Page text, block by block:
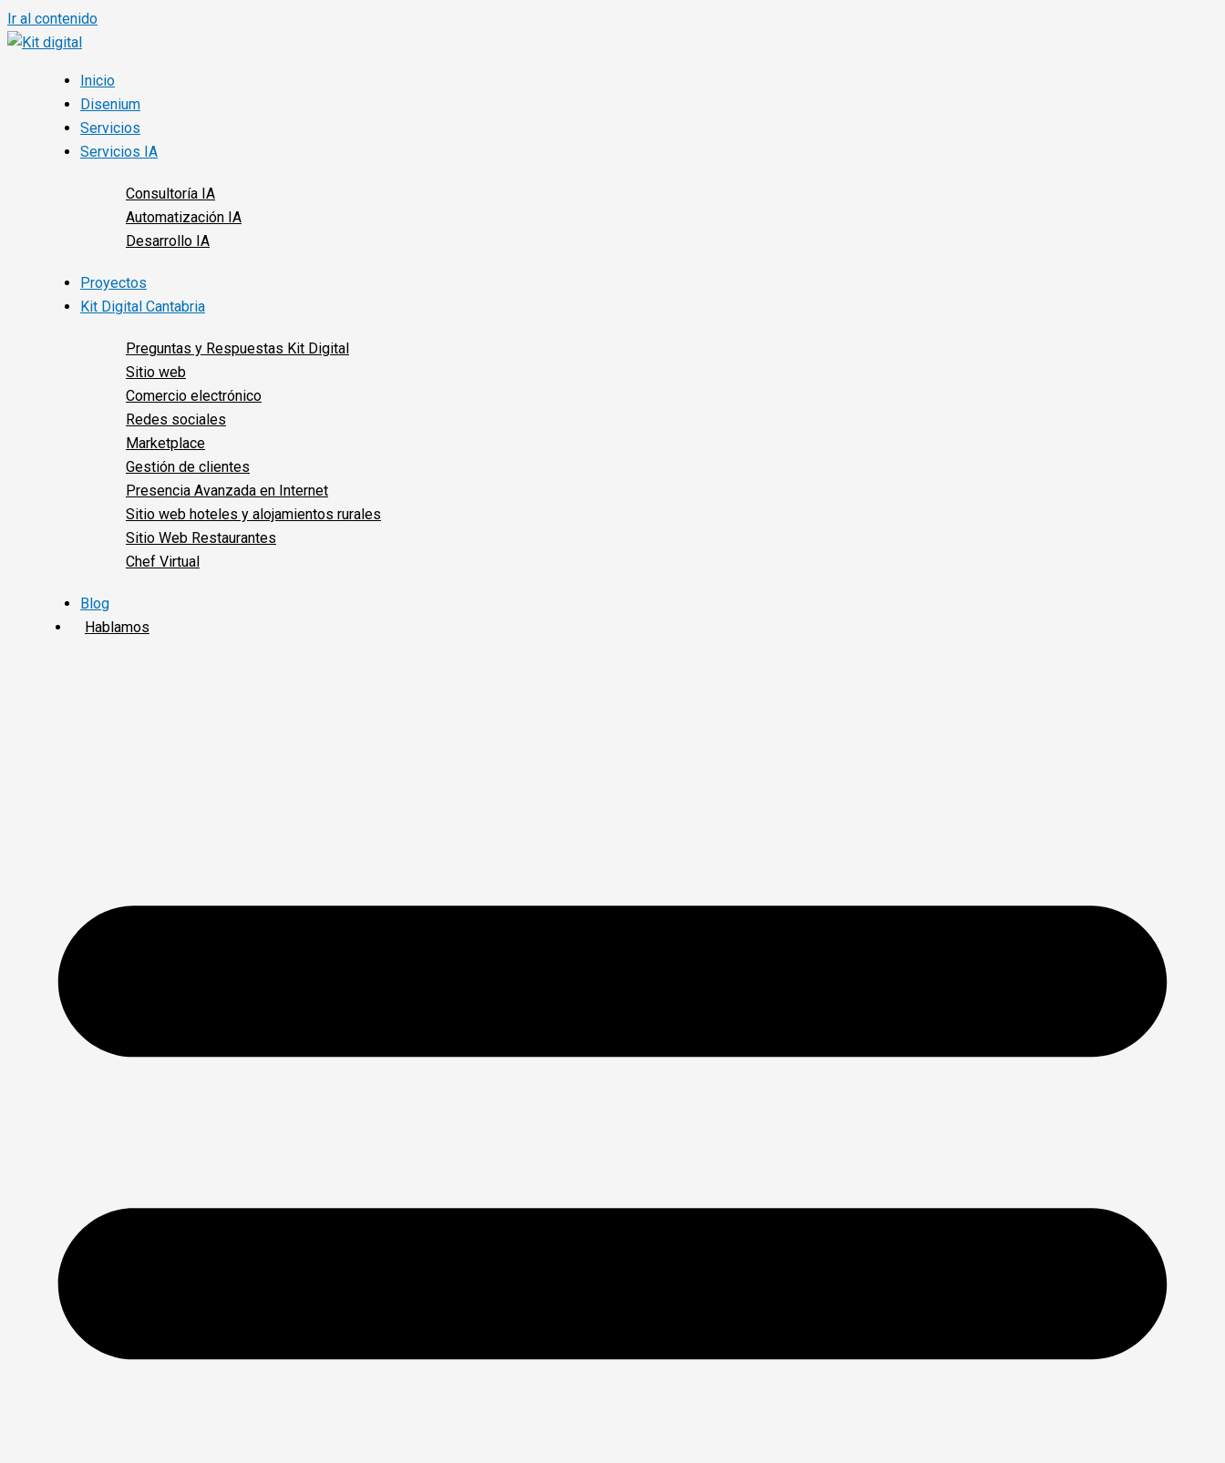
Ir al contenido
Inicio
Disenium
Servicios
Servicios IA
Consultoría IA
Automatización IA
Desarrollo IA
Proyectos
Kit Digital Cantabria
Preguntas y Respuestas Kit Digital
Sitio web
Comercio electrónico
Redes sociales
Marketplace
Gestión de clientes
Presencia Avanzada en Internet
Sitio web hoteles y alojamientos rurales
Sitio Web Restaurantes
Chef Virtual
Blog
Hablamos